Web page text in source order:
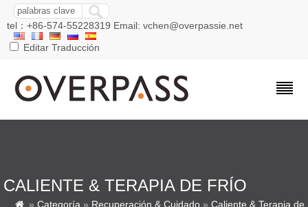
tel：+86-574-55228319 Email: vchen@overpassie.net
Editar Traducción
CALIENTE & TERAPIA DE FRÍO
 » Categoría » Recuperación & Cuidado » Caliente & Terapia de